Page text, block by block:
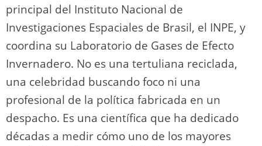
principal del Instituto Nacional de
Investigaciones Espaciales de Brasil, el INPE, y
coordina su Laboratorio de Gases de Efecto
Invernadero. No es una tertuliana reciclada,
una celebridad buscando foco ni una
profesional de la política fabricada en un
despacho. Es una científica que ha dedicado
décadas a medir cómo uno de los mayores